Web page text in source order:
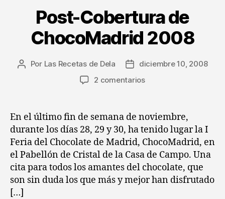
Post-Cobertura de
ChocoMadrid 2008
Autor
Por Las Recetas de Dela
Fecha
de
diciembre 10, 2008
2 comentariosen
ChocoMadrid
2008
En el último fin de semana de noviembre,
durante los días 28, 29 y 30, ha tenido lugar la I
Feria del Chocolate de Madrid, ChocoMadrid, en
el Pabellón de Cristal de la Casa de Campo. Una
cita para todos los amantes del chocolate, que
son sin duda los que más y mejor han disfrutado
[…]